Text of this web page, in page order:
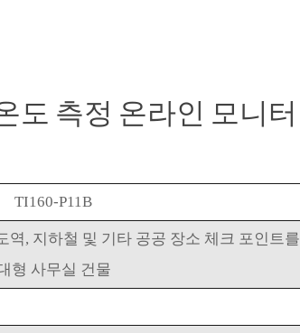
도 측정 온라인 모니터
TI160-P11B
역, 지하철 및 기타 공공 장소 체크 포인트를
형 사무실 건물